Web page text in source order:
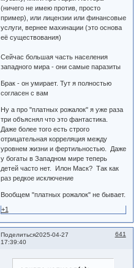
(ничего не имею против, просто
пример), или лицензии или финансовые
услуги, вернее махинации (это основа
её существования)
Сейчас большая часть населения
западного мира - они самые паразиты
Брак - он умирает. Тут я полностью
согласен с вам
Ну а про "платных рожалок" я уже раза
три объяснял что это фантастика.
Даже более того есть строго
отрицательная корреляция между
уровнем жизни и фертильностью. Даже
у богаты в Западном мире теперь
детей часто нет. Илон Маск? Так как
раз редкое исключение
Вообщем "платных рожалок" не бывает.
+1
Поделиться 641
2025-04-27
17:39:40